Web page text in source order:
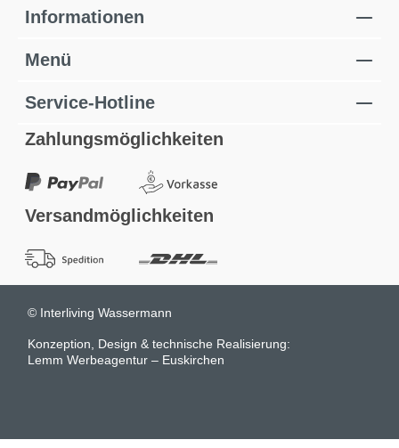
Informationen
Menü
Service-Hotline
Zahlungsmöglichkeiten
Versandmöglichkeiten
© Interliving Wassermann
Konzeption, Design & technische Realisierung:
Lemm Werbeagentur – Euskirchen